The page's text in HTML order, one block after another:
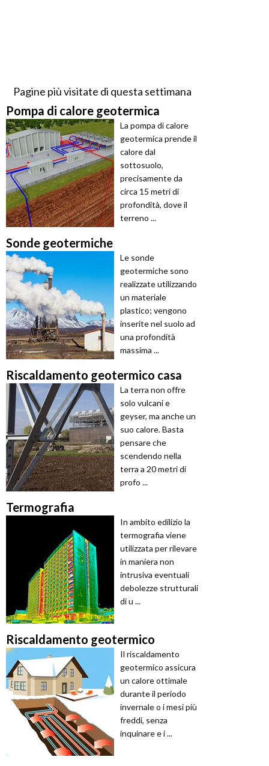
Pagine più visitate di questa settimana
Pompa di calore geotermica
La pompa di calore
geotermica prende il
calore dal
sottosuolo,
precisamente da
circa 15 metri di
profondità, dove il
terreno ...
Sonde geotermiche
Le sonde
geotermiche sono
realizzate utilizzando
un materiale
plastico; vengono
inserite nel suolo ad
una profondità
massima ...
Riscaldamento geotermico casa
La terra non offre
solo vulcani e
geyser, ma anche un
suo calore. Basta
pensare che
scendendo nella
terra a 20 metri di
profo ...
Termografia
In ambito edilizio la
termografia viene
utilizzata per rilevare
in maniera non
intrusiva eventuali
debolezze strutturali
di u ...
Riscaldamento geotermico
Il riscaldamento
geotermico assicura
un calore ottimale
durante il periodo
invernale o i mesi più
freddi, senza
inquinare e i ...